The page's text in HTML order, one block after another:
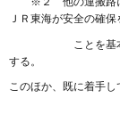
ＪＲ東海が安全の確保
ことを基本にＪ
する。
このほか、既に着手し